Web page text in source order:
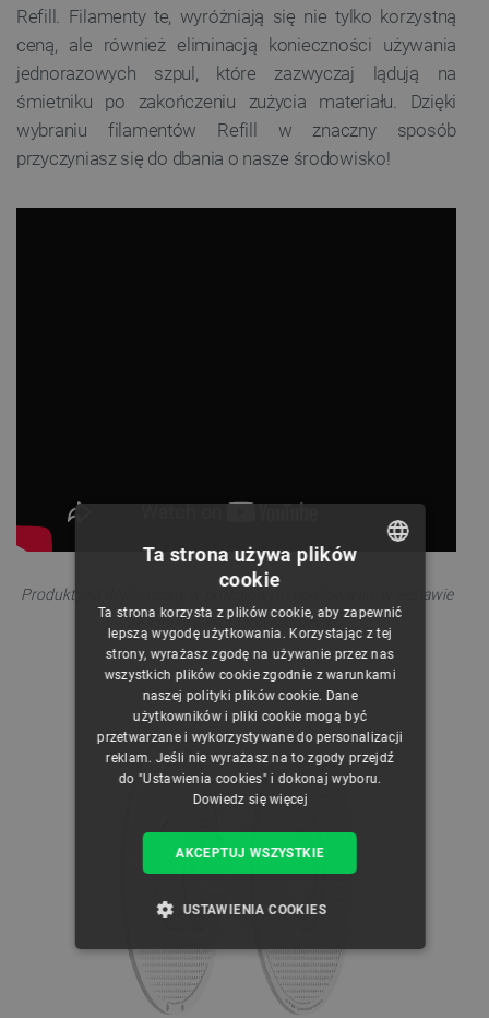
Refill. Filamenty te, wyróżniają się nie tylko korzystną
ceną, ale również eliminacją konieczności używania
jednorazowych szpul, które zazwyczaj lądują na
śmietniku po zakończeniu zużycia materiału. Dzięki
wybraniu filamentów Refill w znaczny sposób
przyczyniasz się do dbania o nasze środowisko!
Produkt jest dostarczany w próżniowym opakowaniu, w zestawie
ze szpulą wielorazowego użytku . CZECH
ENGLISH
GERMAN
Ta strona używa plików
cookie
Ta strona korzysta z plików cookie, aby zapewnić
lepszą wygodę użytkowania. Korzystając z tej
strony, wyrażasz zgodę na używanie przez nas
wszystkich plików cookie zgodnie z warunkami
naszej polityki plików cookie. Dane
użytkowników i pliki cookie mogą być
przetwarzane i wykorzystywane do personalizacji
reklam. Jeśli nie wyrażasz na to zgody przejdź
do "Ustawienia cookies" i dokonaj wyboru.
Dowiedz się więcej
AKCEPTUJ WSZYSTKIE
USTAWIENIA COOKIES
NIEZBĘDNE WYDAJNOŚĆ
TARGETOWANIE